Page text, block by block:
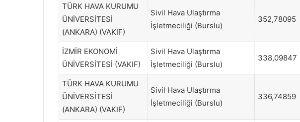
TÜRK HAVA KURUMU
ÜNİVERSİTESİ
(ANKARA) (VAKIF)
Sivil Hava Ulaştırma
İşletmeciliği (Burslu)
352,78095
İZMİR EKONOMİ
ÜNİVERSİTESİ (VAKIF)
Sivil Hava Ulaştırma
İşletmeciliği (Burslu)
338,09847
TÜRK HAVA KURUMU
ÜNİVERSİTESİ
(ANKARA) (VAKIF)
Sivil Hava Ulaştırma
İşletmeciliği (Burslu)
336,74859